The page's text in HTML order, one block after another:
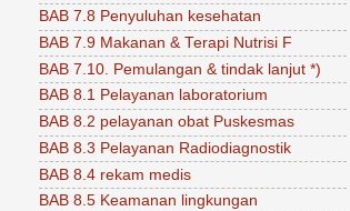
BAB 7.8 Penyuluhan kesehatan
BAB 7.9 Makanan & Terapi Nutrisi F
BAB 7.10. Pemulangan & tindak lanjut *)
BAB 8.1 Pelayanan laboratorium
BAB 8.2 pelayanan obat Puskesmas
BAB 8.3 Pelayanan Radiodiagnostik
BAB 8.4 rekam medis
BAB 8.5 Keamanan lingkungan